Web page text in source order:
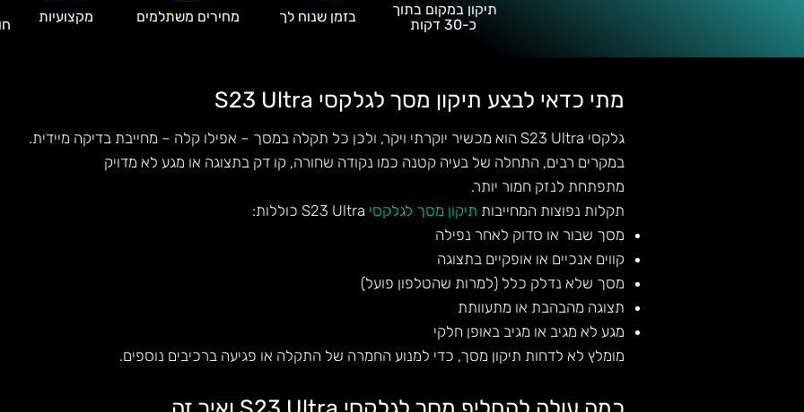
מקצועיות מחירים משתלמים בזמן שנוח לך
תיקון במקום בתוך
כ-30 דקות
מתי כדאי לבצע תיקון מסך לגלקסי S23 Ultra
גלקסי S23 Ultra הוא מכשיר יוקרתי ויקר, ולכן כל תקלה במסך – אפילו קלה – מחייבת בדיקה מיידית.
במקרים רבים, התחלה של בעיה קטנה כמו נקודה שחורה, קו דק בתצוגה או מגע לא מדויק
מתפתחת לנזק חמור יותר.
תקלות נפוצות המחייבות תיקון מסך לגלקסי
מסך שבור או סדוק לאחר נפילה
קווים אנכיים או אופקיים בתצוגה
מסך שלא נדלק כלל (למרות שהטלפון פועל)
תצוגה מהבהבת או מתעוותת
מגע לא מגיב או מגיב באופן חלקי
מומלץ לא לדחות תיקון מסך, כדי למנוע החמרה של התקלה או פגיעה ברכיבים נוספים.